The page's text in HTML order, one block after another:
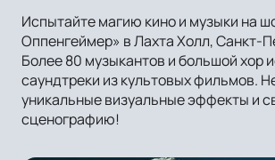
Испытайте магию кино и музыки на
Оппенгеймер» в Лахта Холл, Санкт-
Более 80 музыкантов и большой хор
саундтреки из культовых фильмов.
уникальные визуальные эффекты и
сценографию!